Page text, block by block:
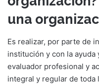
una
Es realizar, por parte de
institución y con la ayuda
evaluador profesional y
integral y regular de toda